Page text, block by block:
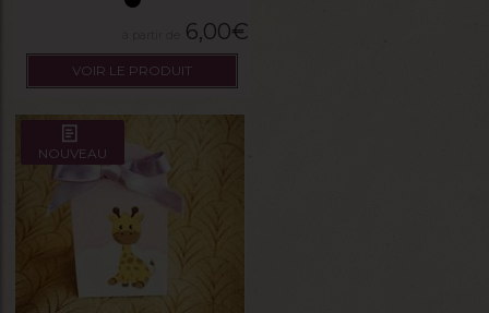
6,00€
VOIR LE PRODUIT
NOUVEAU